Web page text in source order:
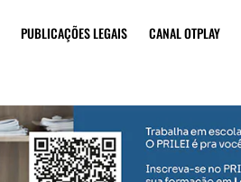
PUBLICAÇÕES LEGAIS CANAL OTPLAY